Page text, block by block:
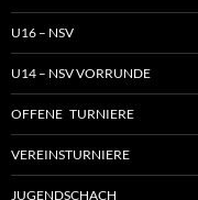
U16 – NSV
U14 – NSV VORRUNDE
OFFENE TURNIERE
VEREINSTURNIERE
JUGENDSCHACH